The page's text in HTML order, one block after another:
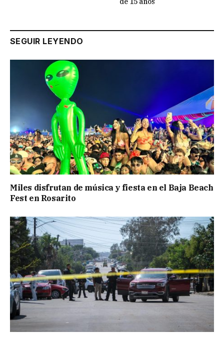
SEGUIR LEYENDO
Miles disfrutan de música y fiesta en el Baja Beach
Fest en Rosarito